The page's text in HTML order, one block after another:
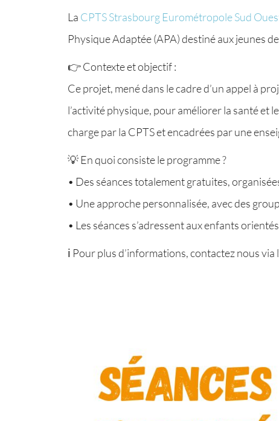
La CPTS Strasbourg Eurométropole Sud
Physique Adaptée (APA) destiné aux jeunes
👉 Contexte et objectif :
Ce projet, mené dans le cadre d’un appel à
l’activité physique, pour améliorer la santé et
charge par la CPTS et encadrées par une
💡 En quoi consiste le programme ?
• Des séances totalement gratuites,
• Une approche personnalisée, avec des
• Les séances s’adressent aux enfants
ℹ️ Pour plus d’informations, contactez nous via